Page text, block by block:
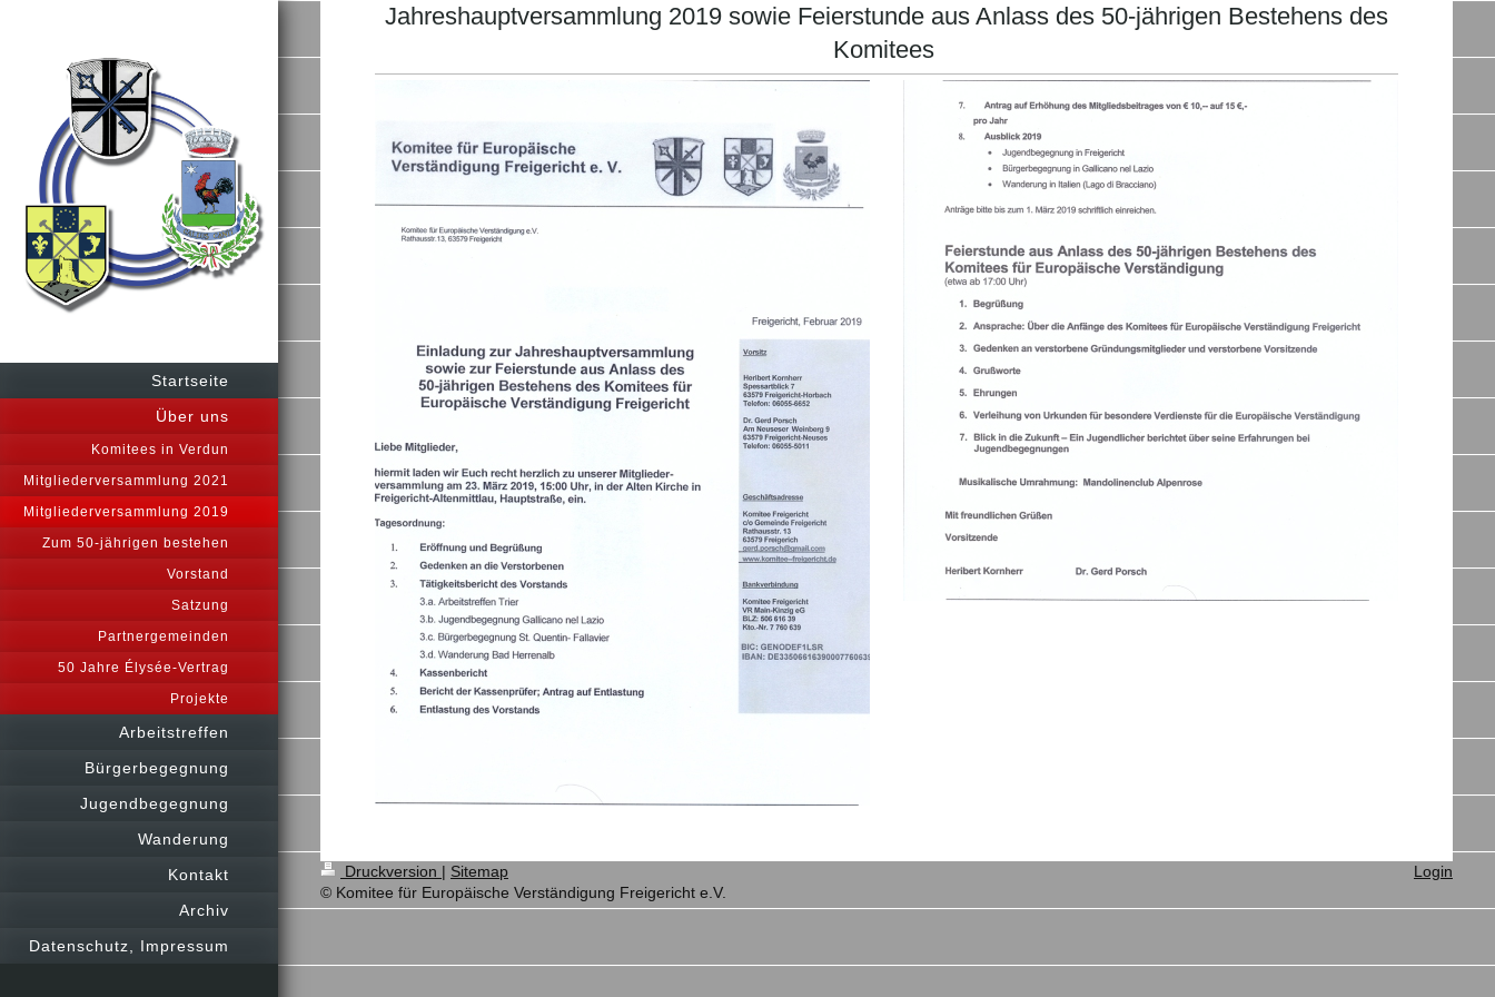
Startseite
Über uns
Komitees in Verdun
Mitgliederversammlung 2021
Mitgliederversammlung 2019
Zum 50-jährigen bestehen
Vorstand
Satzung
Partnergemeinden
50 Jahre Élysée-Vertrag
Projekte
Arbeitstreffen
Bürgerbegegnung
Jugendbegegnung
Wanderung
Kontakt
Archiv
Datenschutz, Impressum
Jahreshauptversammlung 2019 sowie Feierstunde aus Anlass des 50-jährigen Bestehens des
Komitees
Druckversion | Sitemap
© Komitee für Europäische Verständigung Freigericht e.V.
Login